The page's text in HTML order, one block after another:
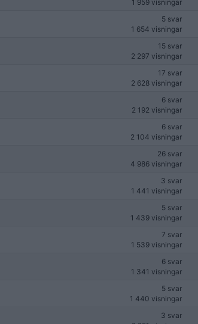
1 959 visningar
5 svar
1 654 visningar
15 svar
2 297 visningar
17 svar
2 628 visningar
6 svar
2 192 visningar
6 svar
2 104 visningar
26 svar
4 986 visningar
3 svar
1 441 visningar
5 svar
1 439 visningar
7 svar
1 539 visningar
6 svar
1 341 visningar
5 svar
1 440 visningar
3 svar